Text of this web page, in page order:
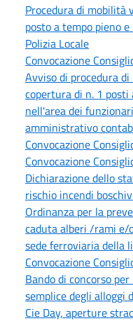
Procedura di mobilità
posto a tempo pieno
Polizia Locale
Convocazione
Avviso di procedura
copertura di n. 1
nell'area dei
amministrativo
Convocazione
Convocazione
Dichiarazione dello
rischio incendi
Ordinanza per la
caduta alberi /rami e/
sede ferroviaria della
Convocazione
Bando di concorso
semplice degli alloggi
Cie Day, aperture